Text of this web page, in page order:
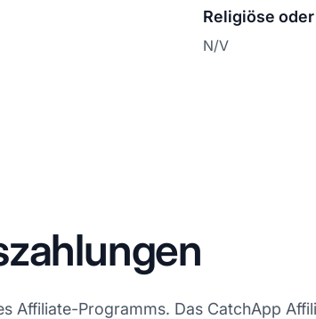
Religiöse
N/V
Affiliate-Programms. Das CatchApp